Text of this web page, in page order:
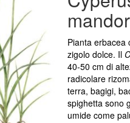
Pianta erbacea
zigolo dolce. Il
40-50 cm di
radicolare
terra, bagigi,
spighetta sono
umide come